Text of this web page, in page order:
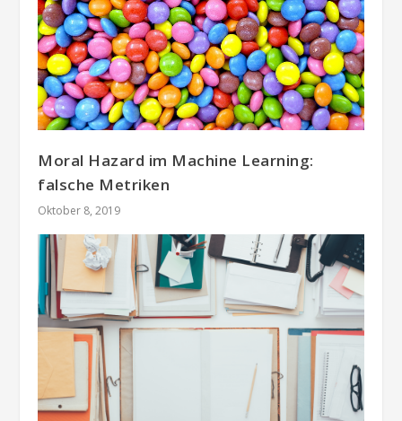
Moral Hazard im Machine Learning:
falsche Metriken
Oktober 8, 2019